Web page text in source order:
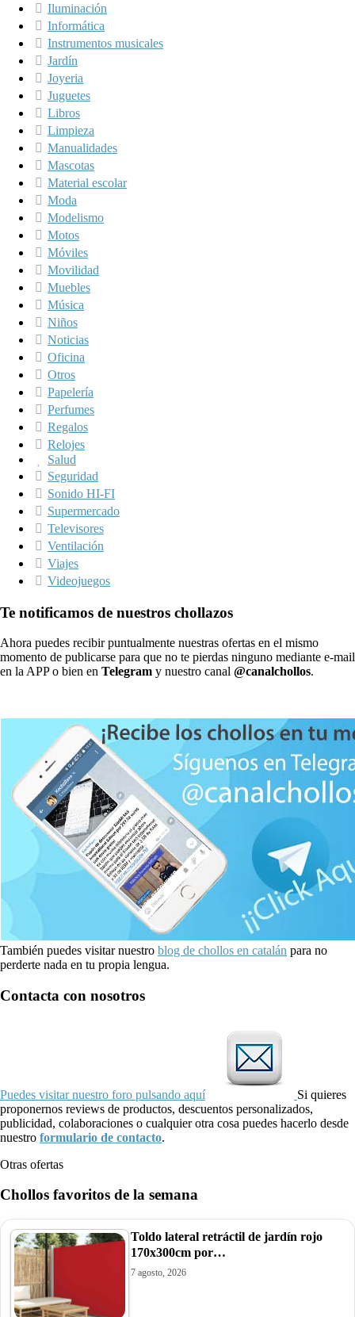
Iluminación
Informática
Instrumentos musicales
Jardín
Joyeria
Juguetes
Libros
Limpieza
Manualidades
Mascotas
Material escolar
Moda
Modelismo
Motos
Móviles
Movilidad
Muebles
Música
Niños
Noticias
Oficina
Otros
Papelería
Perfumes
Regalos
Relojes
Salud
Seguridad
Sonido HI-FI
Supermercado
Televisores
Ventilación
Viajes
Videojuegos
Te notificamos de nuestros chollazos
Ahora puedes recibir puntualmente nuestras ofertas en el mismo
momento de publicarse para que no te pierdas ninguno mediante e-mail
en la APP o bien en Telegram y nuestro canal @canalchollos.
También puedes visitar nuestro blog de chollos en catalán para no
perderte nada en tu propia lengua.
Contacta con nosotros
Puedes visitar nuestro foro pulsando aquí
Si quieres
proponernos reviews de productos, descuentos personalizados,
publicidad, colaboraciones o cualquier otra cosa puedes hacerlo desde
nuestro formulario de contacto.
Otras ofertas
Chollos favoritos de la semana
Toldo lateral retráctil de jardín rojo
170x300cm por…
7 agosto, 2026